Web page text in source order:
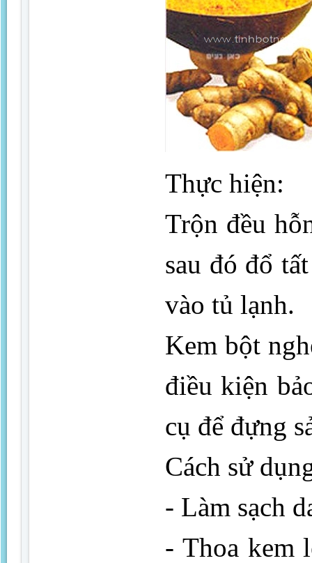
Thực hiện:
Trộn đều
sau đó đổ
vào tủ lạnh.
Kem bột
điều kiện
cụ để đựng
Cách sử
- Làm sạch
- Thoa kem